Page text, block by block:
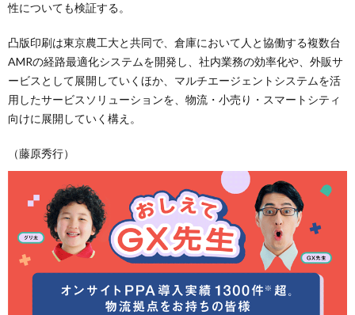
性についても検証する。
凸版印刷は東京農工大と共同で、倉庫において人と協働する複数台
AMRの経路最適化システムを開発し、社内業務の効率化や、外販サ
ービスとして展開していくほか、マルチエージェントシステムを活
用したサービスソリューションを、物流・小売り・スマートシティ
向けに展開していく構え。
（藤原秀行）